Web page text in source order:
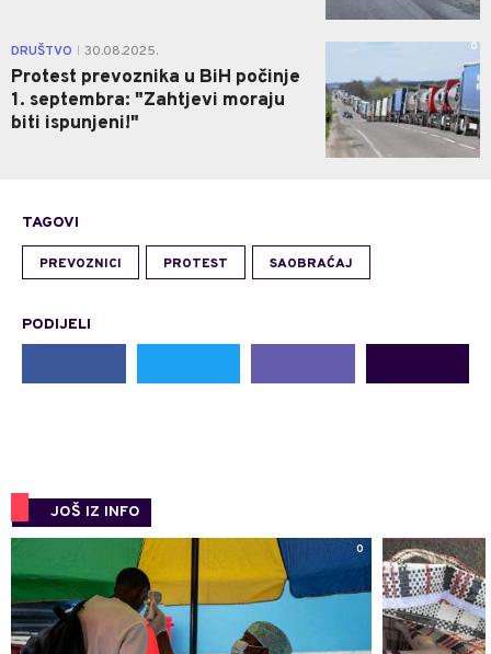
DRUŠTVO 30.08.2025.
Protest prevoznika u BiH počinje
1. septembra: "Zahtjevi moraju
biti ispunjeni!"
0
TAGOVI
PREVOZNICI PROTEST SAOBRAĆAJ
PODIJELI
JOŠ IZ INFO
0